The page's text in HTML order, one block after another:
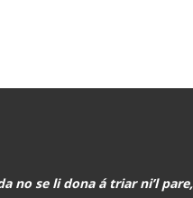
no se li dona á triar ni’l